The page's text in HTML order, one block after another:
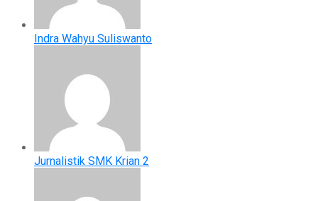
Indra Wahyu Suliswanto
Jurnalistik SMK Krian 2